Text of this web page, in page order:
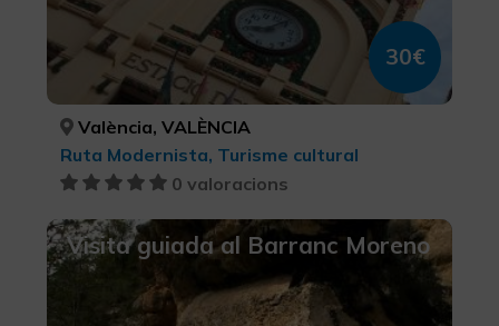
30€
València, VALÈNCIA
Ruta Modernista, Turisme cultural
0 valoracions
Visita guiada al Barranc Moreno